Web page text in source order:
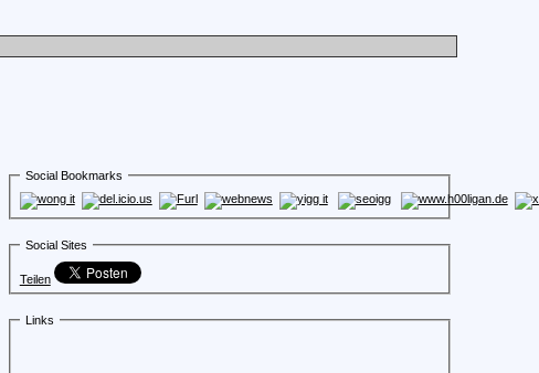
Social Bookmarks
Social Sites
Teilen
Links